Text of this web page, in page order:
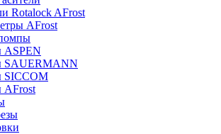
Rotalock AFrost
AFrost